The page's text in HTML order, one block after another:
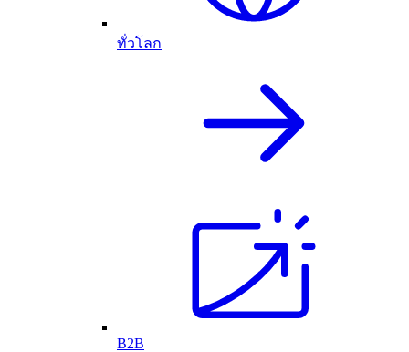
ทั่วโลก
B2B